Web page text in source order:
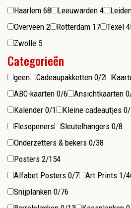
Haarlem 68 Leeuwarden 4
Overveen 2 Rotterdam 17 Texel 4
Zwolle 5
Categorieën
geen Cadeaupakketten 0/2
ABC-kaarten 0/6 Ansichtkaarten
Kalender 0/1 Kleine cadeautjes
Flesopeners
Sleutelhangers 0/8
Onderzetters & bekers 0/38
Posters 2/154
Alfabet Posters 0/7 Art Prints 1/
Snijplanken 0/76